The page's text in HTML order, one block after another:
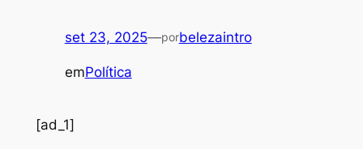
set 23, 2025—porbelezaintro
emPolítica
[ad_1]